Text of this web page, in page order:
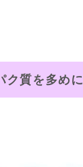
ク質を多めに